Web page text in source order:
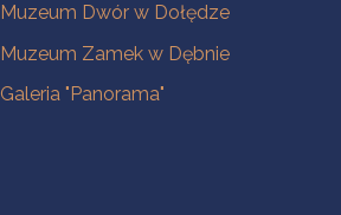
Muzeum Dwór w Dołędze
Muzeum Zamek w Dębnie
Galeria "Panorama"